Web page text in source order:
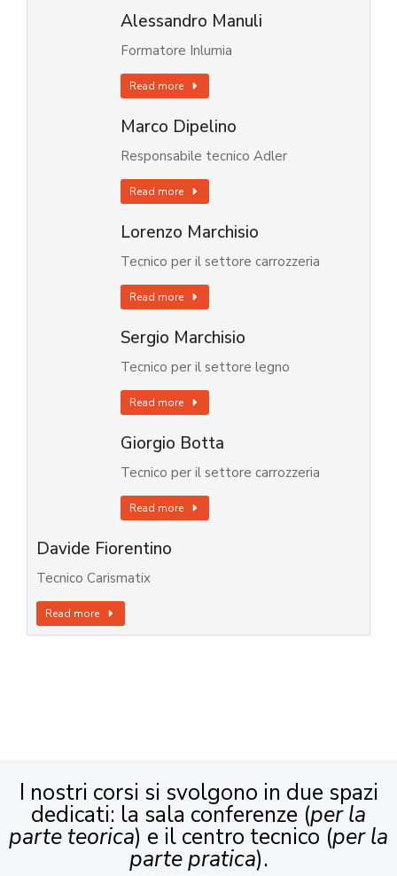
Alessandro Manuli
Formatore Inlumia
Read more
Marco Dipelino
Responsabile tecnico Adler
Read more
Lorenzo Marchisio
Tecnico per il settore carrozzeria
Read more
Sergio Marchisio
Tecnico per il settore legno
Read more
Giorgio Botta
Tecnico per il settore carrozzeria
Read more
Davide Fiorentino
Tecnico Carismatix
Read more
I nostri corsi si svolgono in due spazi
dedicati: la sala conferenze (per la
parte teorica) e il centro tecnico (per la
parte pratica).